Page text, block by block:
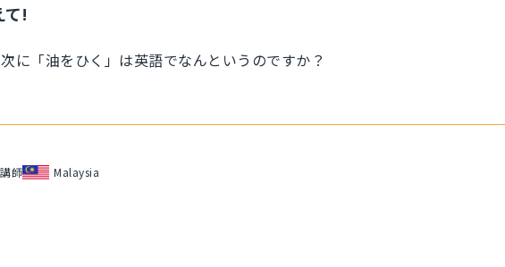
て!
に「油をひく」は英語でなんというのですか？
師
Malaysia